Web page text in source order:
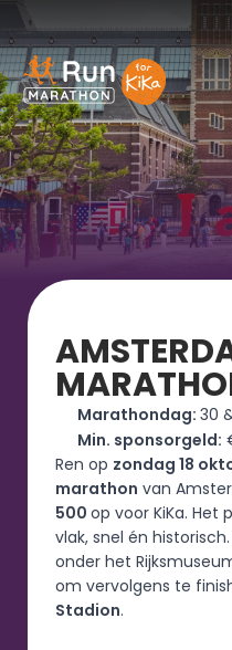
Marathondag: 30
Min. sponsorgeld:
Ren op zondag 18
marathon van
500 op voor KiKa. Het
vlak, snel én
onder het
om vervolgens te
Stadion.